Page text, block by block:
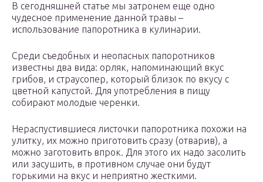
В сегодняшней статье мы затронем еще одно
чудесное применение данной травы –
использование папоротника в кулинарии.
Среди съедобных и неопасных папоротников
известны два вида: орляк, напоминающий вкус
грибов, и страусопер, который близок по вкусу с
цветной капустой. Для употребления в пищу
собирают молодые черенки.
Нераспустившиеся листочки папоротника похожи на
улитку, их можно приготовить сразу (отварив), а
можно заготовить впрок. Для этого их надо засолить
или засушить, в противном случае они будут
горькими на вкус и неприятно жесткими.